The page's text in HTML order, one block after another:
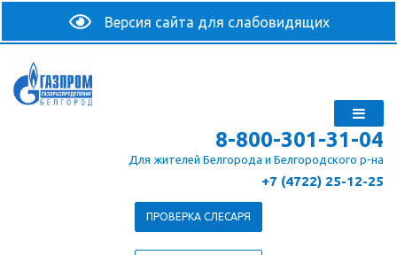
8-800-301-31-04
Для жителей Белгорода и Белгородского р-на
+7 (4722) 25-12-25
ПРОВЕРКА СЛЕСАРЯ